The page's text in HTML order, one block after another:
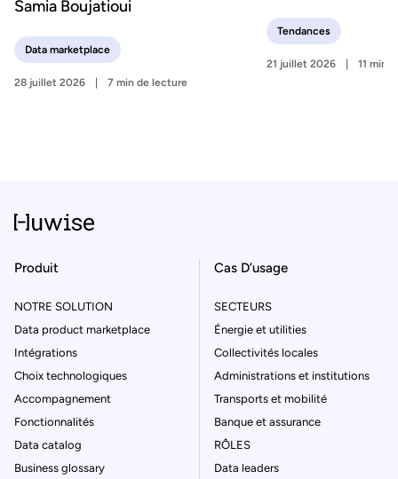
Samia Boujatioui
Data marketplace
28 juillet 2026 7 min de lecture
Tendances
21 juillet 2026 11 min
Produit
NOTRE SOLUTION
Data product marketplace
Intégrations
Choix technologiques
Accompagnement
Fonctionnalités
Data catalog
Business glossary
Cas D’usage
SECTEURS
Énergie et utilities
Collectivités locales
Administrations et institutions
Transports et mobilité
Banque et assurance
RÔLES
Data leaders